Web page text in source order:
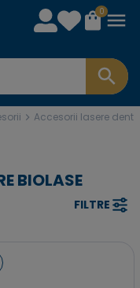
0
Accesorii lasere
BIOLASE
FILTRE